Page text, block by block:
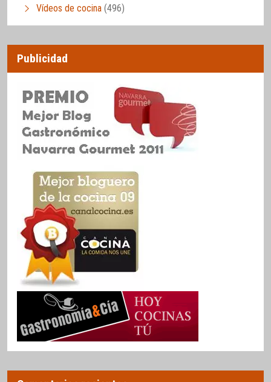
Vídeos de cocina (496)
Publicidad